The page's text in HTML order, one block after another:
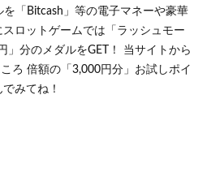
「Bitcash」等の電子マネーや豪華
ロットゲームでは「ラッシュモー
」分のメダルをGET！ 当サイトから
ろ 倍額の「3,000円分」お試しポイ
みてね！